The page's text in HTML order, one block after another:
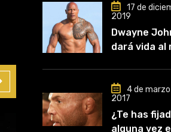
que
entrenar,
papel clave
carrera»
17 de
2019
Dwayne
dará vida al
4 de
2017
¿Te has
alguna vez